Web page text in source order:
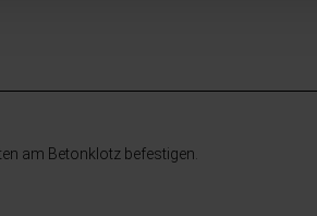
am Betonklotz befestigen.